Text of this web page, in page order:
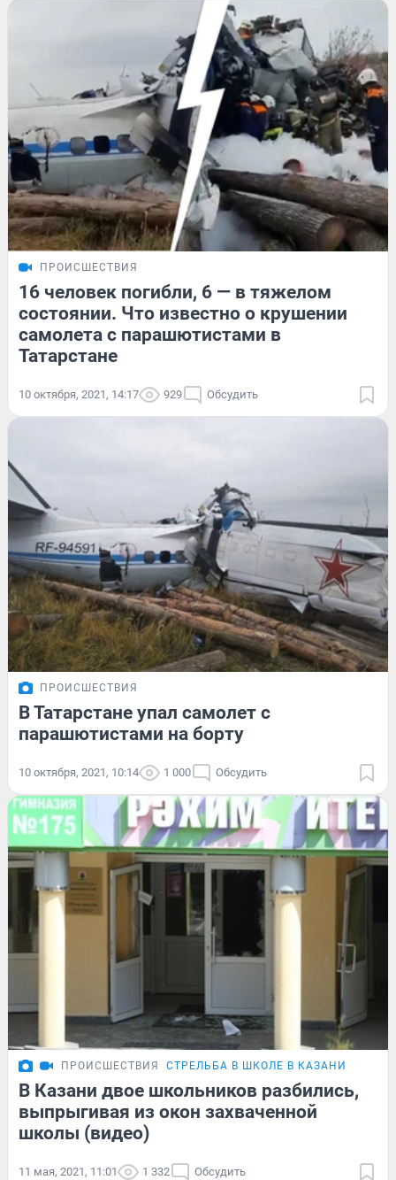
ПРОИСШЕСТВИЯ
16 человек погибли, 6 — в тяжелом
состоянии. Что известно о крушении
самолета с парашютистами в
Татарстане
10 октября, 2021, 14:17 929 Обсудить
ПРОИСШЕСТВИЯ
В Татарстане упал самолет с
парашютистами на борту
10 октября, 2021, 10:14 1 000 Обсудить
ПРОИСШЕСТВИЯ СТРЕЛЬБА В ШКОЛЕ В КАЗАНИ
В Казани двое школьников разбились,
выпрыгивая из окон захваченной
школы (видео)
11 мая, 2021, 11:01 1 332 Обсудить